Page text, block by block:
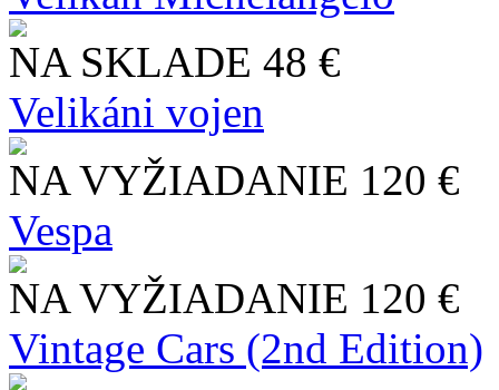
NA SKLADE 48 €
Velikáni vojen
NA VYŽIADANIE 120 €
Vespa
NA VYŽIADANIE 120 €
Vintage Cars (2nd Edition)